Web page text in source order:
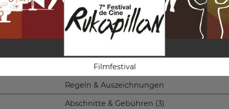
Filmfestival
Regeln & Auszeichnungen
Abschnitte & Gebühren (3)